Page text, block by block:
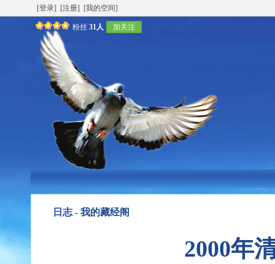
[登录] [注册] [我的空间]
粉丝 31人 加关注
日志 - 我的藏经阁
2000年